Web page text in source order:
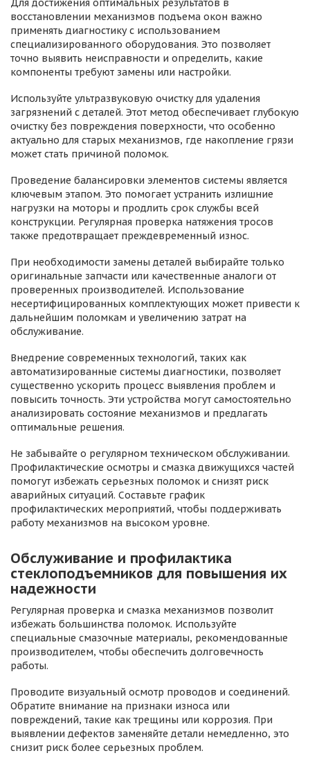
Для достижения оптимальных результатов в
восстановлении механизмов подъема окон важно
применять диагностику с использованием
специализированного оборудования. Это позволяет
точно выявить неисправности и определить, какие
компоненты требуют замены или настройки.
Используйте ультразвуковую очистку для удаления
загрязнений с деталей. Этот метод обеспечивает глубокую
очистку без повреждения поверхности, что особенно
актуально для старых механизмов, где накопление грязи
может стать причиной поломок.
Проведение балансировки элементов системы является
ключевым этапом. Это помогает устранить излишние
нагрузки на моторы и продлить срок службы всей
конструкции. Регулярная проверка натяжения тросов
также предотвращает преждевременный износ.
При необходимости замены деталей выбирайте только
оригинальные запчасти или качественные аналоги от
проверенных производителей. Использование
несертифицированных комплектующих может привести к
дальнейшим поломкам и увеличению затрат на
обслуживание.
Внедрение современных технологий, таких как
автоматизированные системы диагностики, позволяет
существенно ускорить процесс выявления проблем и
повысить точность. Эти устройства могут самостоятельно
анализировать состояние механизмов и предлагать
оптимальные решения.
Не забывайте о регулярном техническом обслуживании.
Профилактические осмотры и смазка движущихся частей
помогут избежать серьезных поломок и снизят риск
аварийных ситуаций. Составьте график
профилактических мероприятий, чтобы поддерживать
работу механизмов на высоком уровне.
Обслуживание и профилактика
стеклоподъемников для повышения их
надежности
Регулярная проверка и смазка механизмов позволит
избежать большинства поломок. Используйте
специальные смазочные материалы, рекомендованные
производителем, чтобы обеспечить долговечность
работы.
Проводите визуальный осмотр проводов и соединений.
Обратите внимание на признаки износа или
повреждений, такие как трещины или коррозия. При
выявлении дефектов заменяйте детали немедленно, это
снизит риск более серьезных проблем.